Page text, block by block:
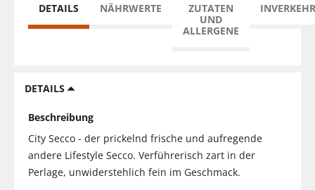
DETAILS NÄHRWERTE
ZUTATEN
UND
ALLERGENE
DETAILS
Beschreibung
City Secco - der prickelnd frische und aufregende
andere Lifestyle Secco. Verführerisch zart in der
Perlage, unwiderstehlich fein im Geschmack.